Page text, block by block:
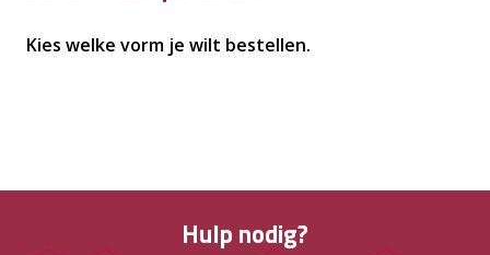
Kies welke vorm je wilt bestellen.
Hulp nodig?